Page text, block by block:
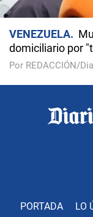
VENEZUELA
domiciliario por
Por REDACCIÓN/
PORTADA LO